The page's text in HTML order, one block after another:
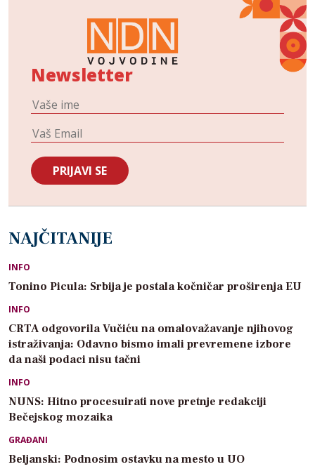
Newsletter
NAJČITANIJE
INFO
Tonino Picula: Srbija je postala kočničar proširenja EU
INFO
CRTA odgovorila Vučiću na omalovažavanje njihovog
istraživanja: Odavno bismo imali prevremene izbore
da naši podaci nisu tačni
INFO
NUNS: Hitno procesuirati nove pretnje redakciji
Bečejskog mozaika
GRAĐANI
Beljanski: Podnosim ostavku na mesto u UO